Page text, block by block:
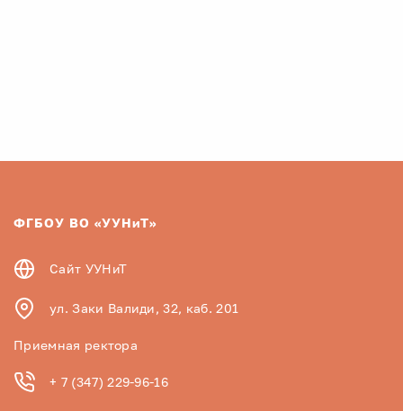
ФГБОУ ВО «УУНиТ»
Сайт УУНиТ
ул. Заки Валиди, 32, каб. 201
Приемная ректора
+ 7 (347) 229-96-16